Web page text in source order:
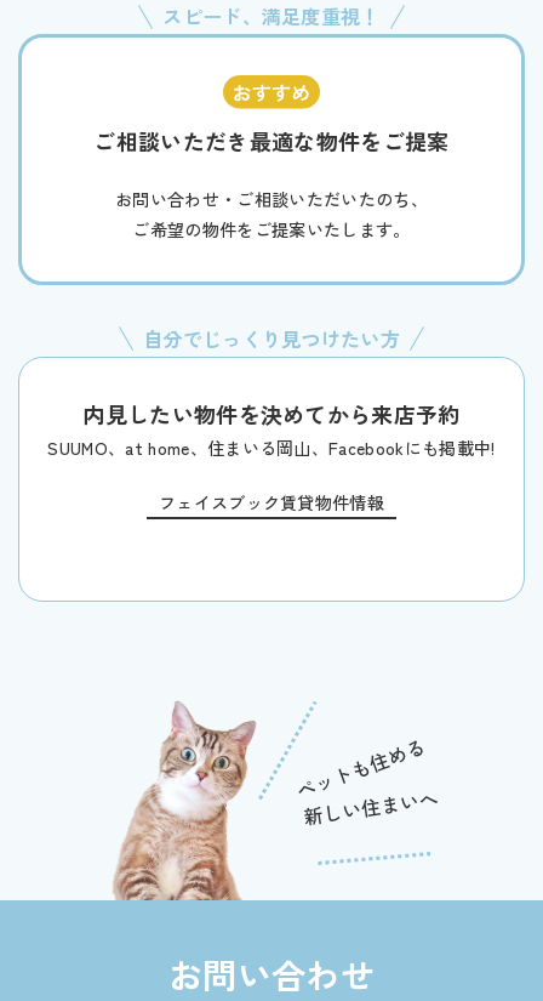
スピード、満足度重視！
ご相談いただき最適な物件をご提案
お問い合わせ・ご相談いただいたのち、
ご希望の物件をご提案いたします。
自分でじっくり見つけたい方
内見したい物件を決めてから来店予約
SUUMO、at home、住まいる岡山、Facebookにも掲載中!
フェイスブック賃貸物件情報
お問い合わせ